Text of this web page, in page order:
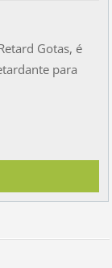
Gotas, é
para